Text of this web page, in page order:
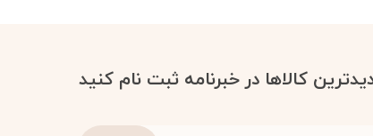
کالاها در خبرنامه ثبت نام کنید